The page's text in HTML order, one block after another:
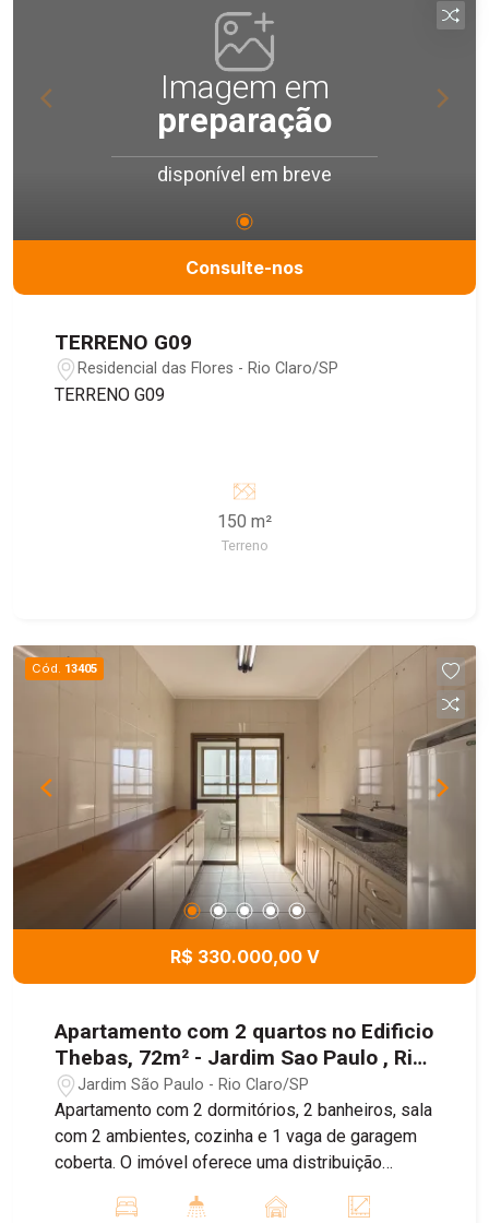
Imagem em
preparação
disponível em breve
Consulte-nos
TERRENO G09
Residencial das Flores - Rio Claro/SP
TERRENO G09
150 m²
Terreno
Cód. 13405
R$ 330.000,00 V
Apartamento com 2 quartos no Edificio
Thebas, 72m² - Jardim Sao Paulo , Rio
Claro/SP
Jardim São Paulo - Rio Claro/SP
Apartamento com 2 dormitórios, 2 banheiros, sala
com 2 ambientes, cozinha e 1 vaga de garagem
coberta. O imóvel oferece uma distribuição
e funcionalidade para o dia a dia.